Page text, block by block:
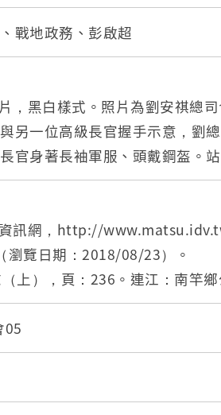
戰地政務、彭啟超
，黑白樣式。照片為劉安祺總
另一位高級長官握手示意，劉
官身著長袖軍服、頭戴鋼盔。
指揮官。
陂人，於民國51年1月1日至54
於任職期間（民國52年1月11
，包含完成多項戰備坑道、山隴
醫院大廈承建、腰山等11座水
醫班、協建臺銀馬祖分行宿舍
登文康中心、埋設陸上及海底電
年，直屬於國防部，下轄5個守
，該指揮部歷時4任指揮官，民
資訊網，http://
覽日期：2018/08/23）。
上），頁：236。連江：南竿鄉
下），頁：108-109。連江縣
部（民44年～民54年），馬祖
2010web/
04）。
05